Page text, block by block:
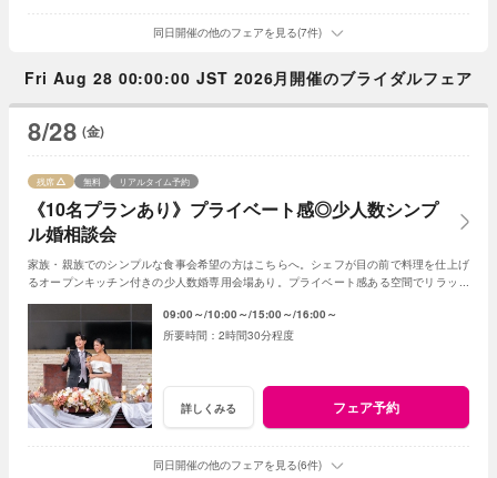
同日開催の他のフェアを見る(7件)
Fri Aug 28 00:00:00 JST 2026月開催のブライダルフェア
8/28 (金)
《10名プランあり》プライベート感◎少人数シンプ
ル婚相談会
残席 無料 リアルタイム予約
家族・親族でのシンプルな食事会希望の方はこちらへ。シェフが目の前で料理を仕上げ
るオープンキッチン付きの少人数婚専用会場あり。プライベート感ある空間でリラック
09:00～ 10:00～ 15:00～ 16:00～
2時間30分程度
詳しくみる フェア予約
同日開催の他のフェアを見る(6件)